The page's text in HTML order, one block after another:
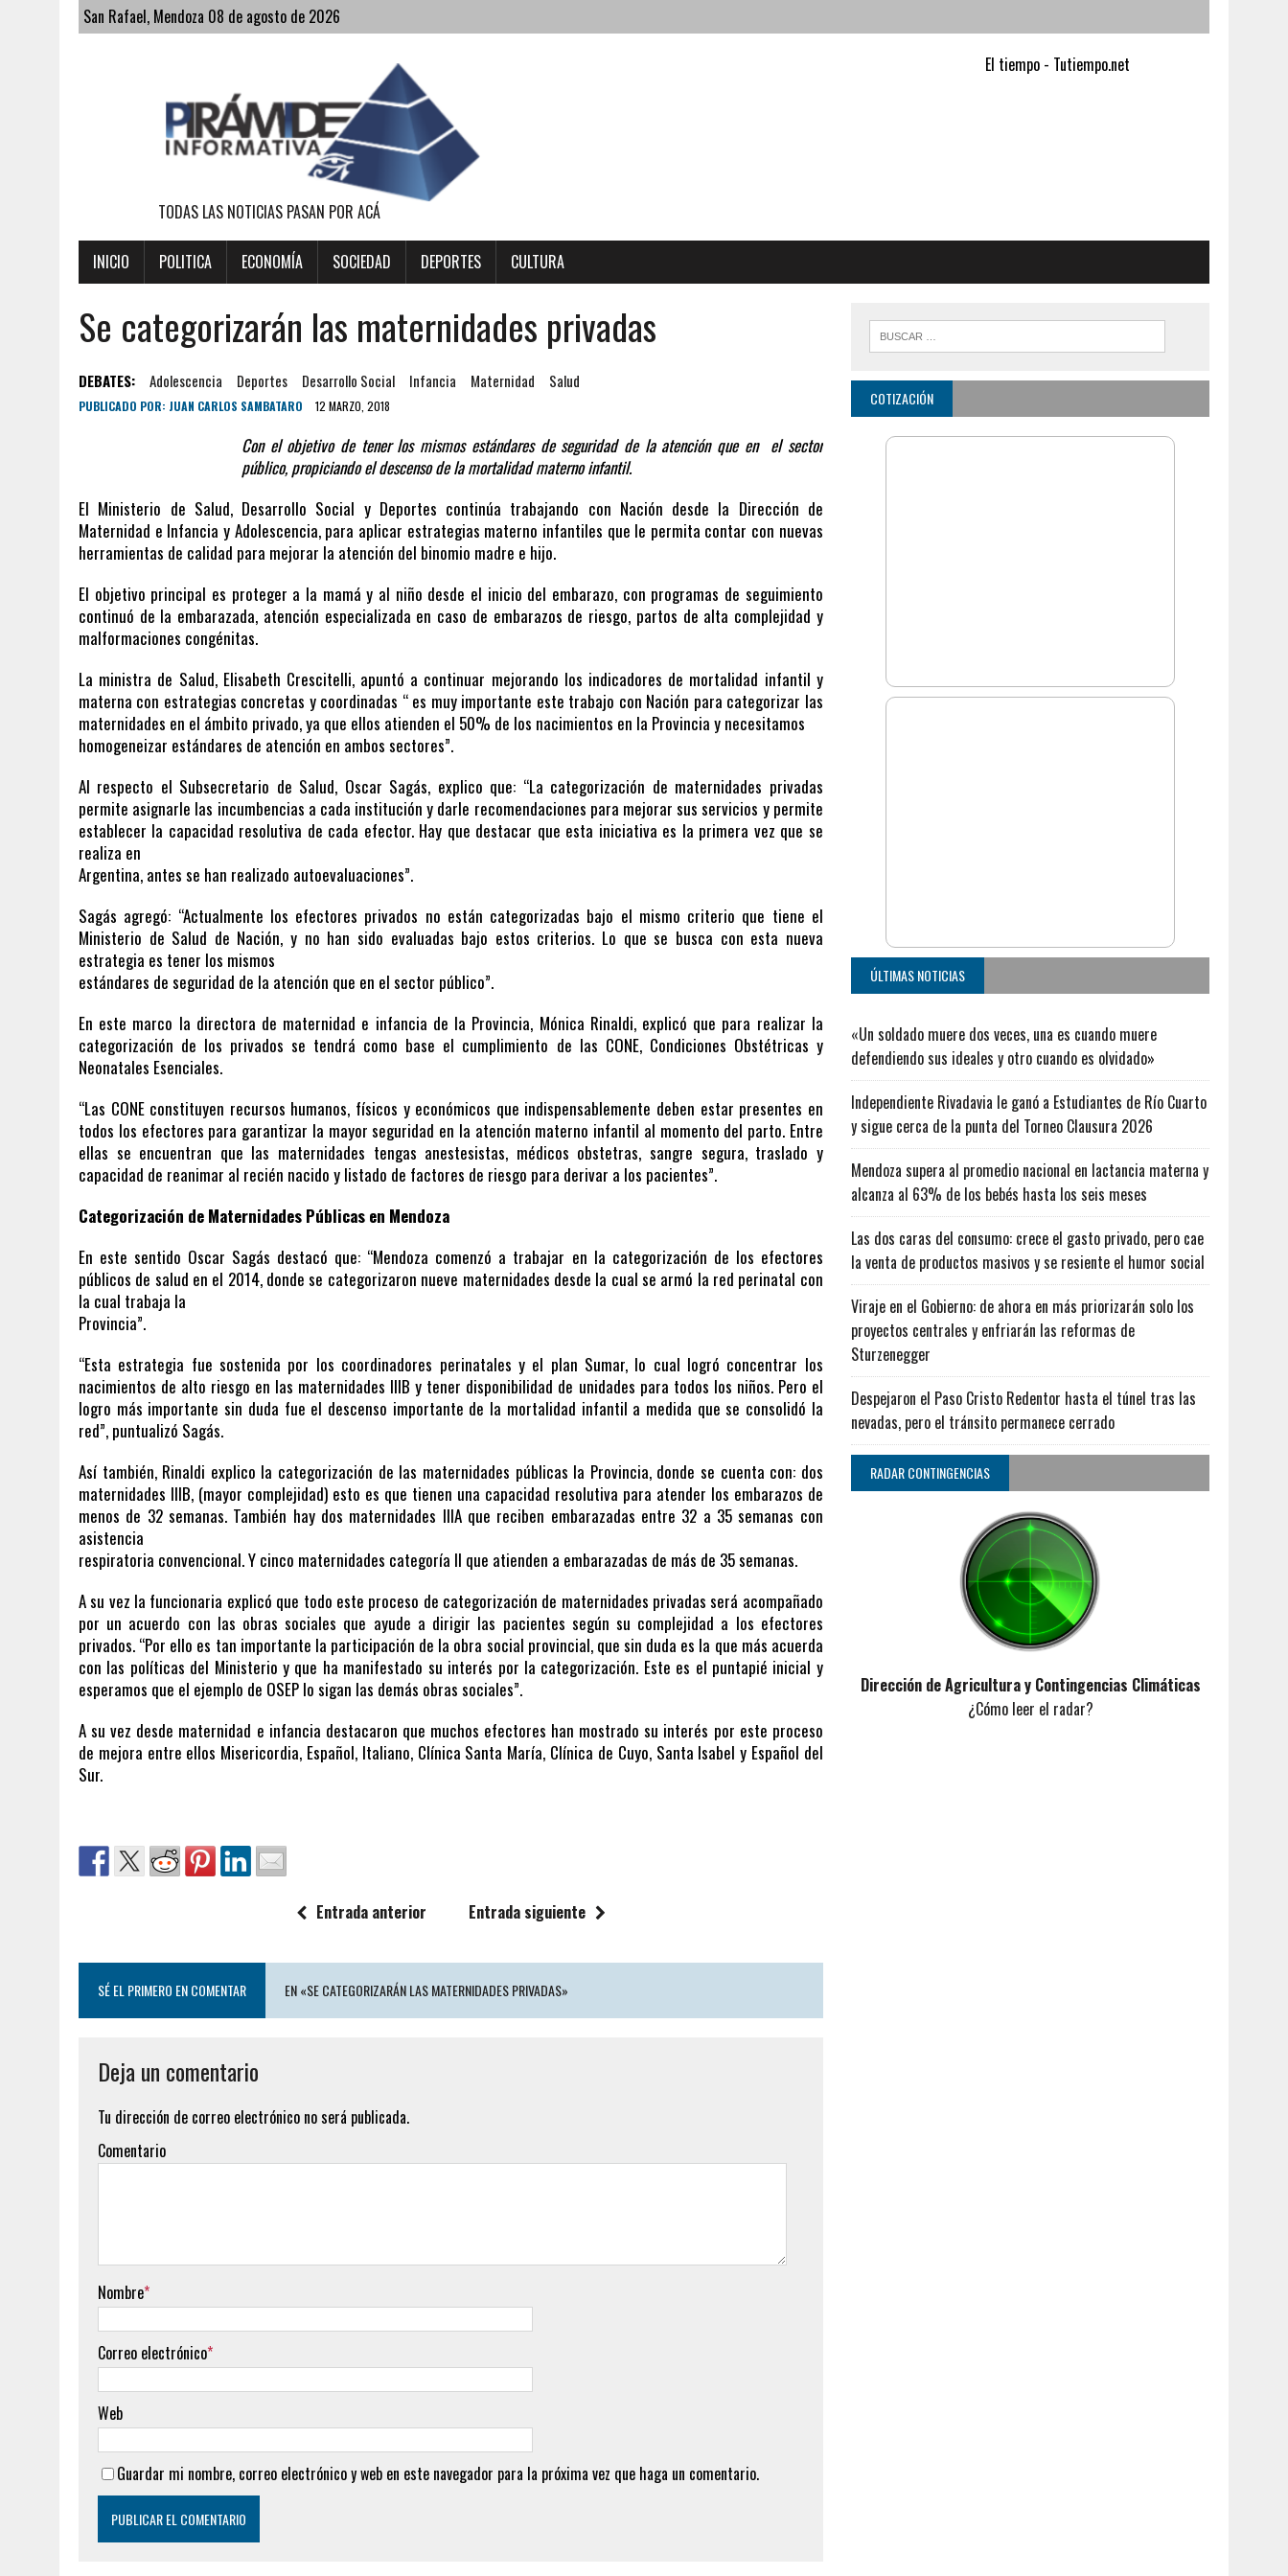
San Rafael, Mendoza 08 de agosto de 2026
TODAS LAS NOTICIAS PASAN POR ACÁ
El tiempo - Tutiempo.net
INICIO POLITICA ECONOMÍA SOCIEDAD DEPORTES CULTURA
Se categorizarán las maternidades privadas
DEBATES: Adolescencia Deportes Desarrollo Social Infancia Maternidad Salud
PUBLICADO POR: JUAN CARLOS SAMBATARO 12 MARZO, 2018
Con el objetivo de tener los mismos estándares de seguridad de la atención que en el sector
público, propiciando el descenso de la mortalidad materno infantil.
El Ministerio de Salud, Desarrollo Social y Deportes continúa trabajando con Nación desde la Dirección de
Maternidad e Infancia y Adolescencia, para aplicar estrategias materno infantiles que le permita contar con nuevas
herramientas de calidad para mejorar la atención del binomio madre e hijo.
El objetivo principal es proteger a la mamá y al niño desde el inicio del embarazo, con programas de seguimiento
continuó de la embarazada, atención especializada en caso de embarazos de riesgo, partos de alta complejidad y
malformaciones congénitas.
La ministra de Salud, Elisabeth Crescitelli, apuntó a continuar mejorando los indicadores de mortalidad infantil y
materna con estrategias concretas y coordinadas “ es muy importante este trabajo con Nación para categorizar las
maternidades en el ámbito privado, ya que ellos atienden el 50% de los nacimientos en la Provincia y necesitamos
homogeneizar estándares de atención en ambos sectores”.
Al respecto el Subsecretario de Salud, Oscar Sagás, explico que: “La categorización de maternidades privadas
permite asignarle las incumbencias a cada institución y darle recomendaciones para mejorar sus servicios y permite
establecer la capacidad resolutiva de cada efector. Hay que destacar que esta iniciativa es la primera vez que se
realiza en
Argentina, antes se han realizado autoevaluaciones”.
Sagás agregó: “Actualmente los efectores privados no están categorizadas bajo el mismo criterio que tiene el
Ministerio de Salud de Nación, y no han sido evaluadas bajo estos criterios. Lo que se busca con esta nueva
estrategia es tener los mismos
estándares de seguridad de la atención que en el sector público”.
En este marco la directora de maternidad e infancia de la Provincia, Mónica Rinaldi, explicó que para realizar la
categorización de los privados se tendrá como base el cumplimiento de las CONE, Condiciones Obstétricas y
Neonatales Esenciales.
“Las CONE constituyen recursos humanos, físicos y económicos que indispensablemente deben estar presentes en
todos los efectores para garantizar la mayor seguridad en la atención materno infantil al momento del parto. Entre
ellas se encuentran que las maternidades tengas anestesistas, médicos obstetras, sangre segura, traslado y
capacidad de reanimar al recién nacido y listado de factores de riesgo para derivar a los pacientes”.
Categorización de Maternidades Públicas en Mendoza
En este sentido Oscar Sagás destacó que: “Mendoza comenzó a trabajar en la categorización de los efectores
públicos de salud en el 2014, donde se categorizaron nueve maternidades desde la cual se armó la red perinatal con
la cual trabaja la
Provincia”.
“Esta estrategia fue sostenida por los coordinadores perinatales y el plan Sumar, lo cual logró concentrar los
nacimientos de alto riesgo en las maternidades lllB y tener disponibilidad de unidades para todos los niños. Pero el
logro más importante sin duda fue el descenso importante de la mortalidad infantil a medida que se consolidó la
red”, puntualizó Sagás.
Así también, Rinaldi explico la categorización de las maternidades públicas la Provincia, donde se cuenta con: dos
maternidades IIIB, (mayor complejidad) esto es que tienen una capacidad resolutiva para atender los embarazos de
menos de 32 semanas. También hay dos maternidades IIIA que reciben embarazadas entre 32 a 35 semanas con
asistencia
respiratoria convencional. Y cinco maternidades categoría II que atienden a embarazadas de más de 35 semanas.
A su vez la funcionaria explicó que todo este proceso de categorización de maternidades privadas será acompañado
por un acuerdo con las obras sociales que ayude a dirigir las pacientes según su complejidad a los efectores
privados. “Por ello es tan importante la participación de la obra social provincial, que sin duda es la que más acuerda
con las políticas del Ministerio y que ha manifestado su interés por la categorización. Este es el puntapié inicial y
esperamos que el ejemplo de OSEP lo sigan las demás obras sociales”.
A su vez desde maternidad e infancia destacaron que muchos efectores han mostrado su interés por este proceso
de mejora entre ellos Misericordia, Español, Italiano, Clínica Santa María, Clínica de Cuyo, Santa Isabel y Español del
Sur.
Entrada anterior Entrada siguiente
SÉ EL PRIMERO EN COMENTAR EN «SE CATEGORIZARÁN LAS MATERNIDADES PRIVADAS»
Deja un comentario
Tu dirección de correo electrónico no será publicada.
Comentario
Nombre*
Correo electrónico*
Web
Guardar mi nombre, correo electrónico y web en este navegador para la próxima vez que haga un comentario.
COTIZACIÓN
ÚLTIMAS NOTICIAS
«Un soldado muere dos veces, una es cuando muere
defendiendo sus ideales y otro cuando es olvidado»
Independiente Rivadavia le ganó a Estudiantes de Río Cuarto
y sigue cerca de la punta del Torneo Clausura 2026
Mendoza supera al promedio nacional en lactancia materna y
alcanza al 63% de los bebés hasta los seis meses
Las dos caras del consumo: crece el gasto privado, pero cae
la venta de productos masivos y se resiente el humor social
Viraje en el Gobierno: de ahora en más priorizarán solo los
proyectos centrales y enfriarán las reformas de
Sturzenegger
Despejaron el Paso Cristo Redentor hasta el túnel tras las
nevadas, pero el tránsito permanece cerrado
RADAR CONTINGENCIAS
Dirección de Agricultura y Contingencias Climáticas
¿Cómo leer el radar?